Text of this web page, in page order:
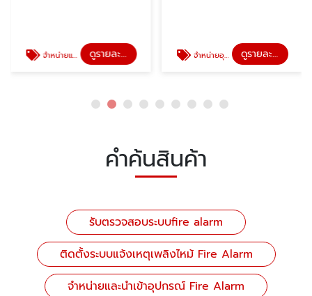
จำหน่ายและนำเข้าอุปกรณ์ Fire Alarm ดูรายละเอียด จำหน่ายอุปกรณ์แจ้งเหตุเพลิงไหม้ ดูรายละเอียด
คำค้นสินค้า
รับตรวจสอบระบบfire alarm
ติดตั้งระบบแจ้งเหตุเพลิงไหม้ Fire Alarm
จำหน่ายและนำเข้าอุปกรณ์ Fire Alarm